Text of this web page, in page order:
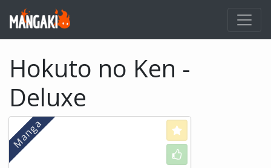
Hokuto no Ken -
Deluxe
Love
Like